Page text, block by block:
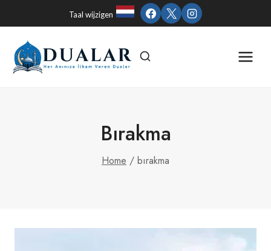
to
content
Taal wijzigen
Bırakma
Home / bırakma